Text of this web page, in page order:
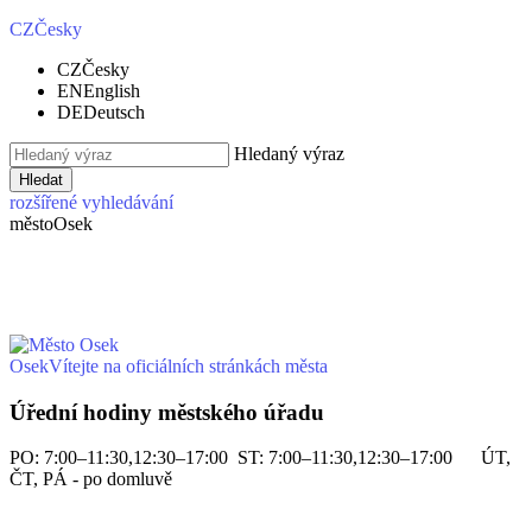
CZČesky
CZČesky
ENEnglish
DEDeutsch
Hledaný výraz
Hledat
rozšířené vyhledávání
městoOsek
OsekVítejte na oficiálních stránkách města
Úřední hodiny městského úřadu
PO: 7:00–11:30,12:30–17:00 ST: 7:00–11:30,12:30–17:00 ÚT,
ČT, PÁ - po domluvě